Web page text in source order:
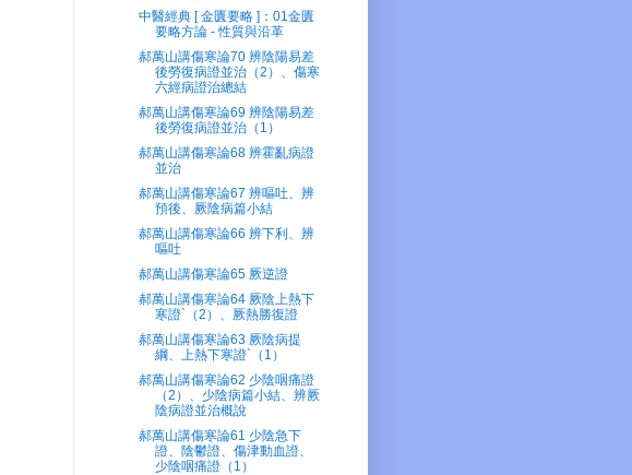
中醫經典 [ 金匱要略 ]：01金匱
要略方論 - 性質與沿革
郝萬山講傷寒論70 辨陰陽易差
後勞復病證並治（2）、傷寒
六經病證治總結
郝萬山講傷寒論69 辨陰陽易差
後勞復病證並治（1）
郝萬山講傷寒論68 辨霍亂病證
並治
郝萬山講傷寒論67 辨嘔吐、辨
預後、厥陰病篇小結
郝萬山講傷寒論66 辨下利、辨
嘔吐
郝萬山講傷寒論65 厥逆證
郝萬山講傷寒論64 厥陰上熱下
寒證`（2）、厥熱勝復證
郝萬山講傷寒論63 厥陰病提
綱、上熱下寒證`（1）
郝萬山講傷寒論62 少陰咽痛證
（2）、少陰病篇小結、辨厥
陰病證並治概說
郝萬山講傷寒論61 少陰急下
證、陰鬱證、傷津動血證、
少陰咽痛證（1）